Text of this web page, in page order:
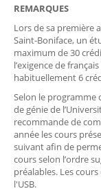
REMARQUES
Lors de sa première
Saint-Boniface, un
maximum de 30
l’exigence de
habituellement 6
Selon le programme
de génie de
recommande de
année les cours
suivant afin de
cours selon l’ordre
préalables. Les
l'USB.